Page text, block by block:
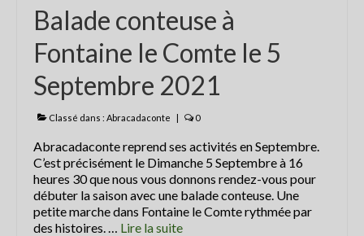
Contes à écouter
Abracadaconte à la Radio!!!
Les spectacles d’Abracadaconte
Chemins de Vies
Les veillées insolites
Les balades contées
contactez Abracadaconte
Balade conteuse à
Fontaine le Comte le 5
Septembre 2021
Classé dans : Abracadaconte | 0
Abracadaconte reprend ses activités en Septembre.
C’est précisément le Dimanche 5 Septembre à 16
heures 30 que nous vous donnons rendez-vous pour
débuter la saison avec une balade conteuse. Une
petite marche dans Fontaine le Comte rythmée par
des histoires. … Lire la suite­­